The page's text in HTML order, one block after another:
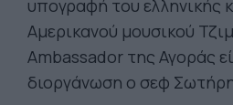
υπογραφή του ελληνικής
Αμερικανού μουσικού
Ambassador της Αγοράς
διοργάνωση ο σεφ